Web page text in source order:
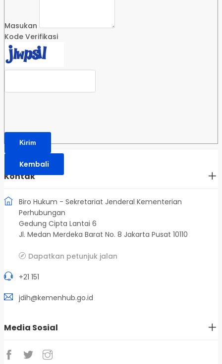
Masukan
Kode Verifikasi
Kirim
Kembali
Kontak
Biro Hukum - Sekretariat Jenderal Kementerian
Perhubungan
Gedung Cipta Lantai 6
Jl. Medan Merdeka Barat No. 8 Jakarta Pusat 10110
Dapatkan petunjuk jalan
+21 151
jdih@kemenhub.go.id
Media Sosial